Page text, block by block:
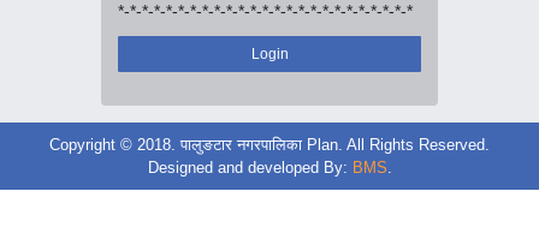
*-*-*-*-*-*-*-*-*-*-*-*-*-*-*-*-*-*-*-*-*-*-*-*-*
Copyright © 2018. पालुङटार नगरपालिका Plan. All Rights Reserved.
Designed and developed By: BMS.